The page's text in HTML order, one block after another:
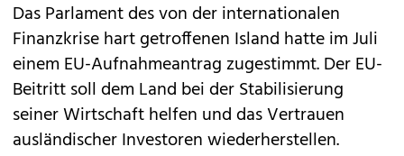
Das Parlament des von der internationalen
Finanzkrise hart getroffenen Island hatte im Juli
einem EU-Aufnahmeantrag zugestimmt. Der EU-
Beitritt soll dem Land bei der Stabilisierung
seiner Wirtschaft helfen und das Vertrauen
ausländischer Investoren wiederherstellen.